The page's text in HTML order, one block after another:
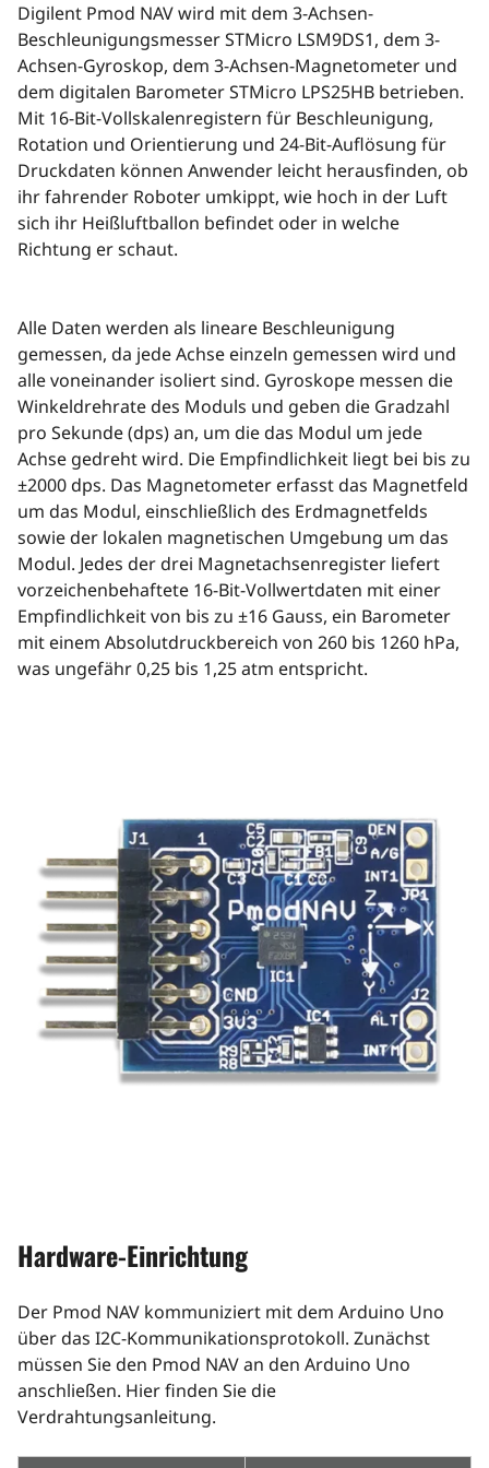
Digilent Pmod NAV wird mit dem 3-Achsen-
Beschleunigungsmesser STMicro LSM9DS1, dem 3-
Achsen-Gyroskop, dem 3-Achsen-Magnetometer und
dem digitalen Barometer STMicro LPS25HB betrieben.
Mit 16-Bit-Vollskalenregistern für Beschleunigung,
Rotation und Orientierung und 24-Bit-Auflösung für
Druckdaten können Anwender leicht herausfinden, ob
ihr fahrender Roboter umkippt, wie hoch in der Luft
sich ihr Heißluftballon befindet oder in welche
Richtung er schaut.
Alle Daten werden als lineare Beschleunigung
gemessen, da jede Achse einzeln gemessen wird und
alle voneinander isoliert sind. Gyroskope messen die
Winkeldrehrate des Moduls und geben die Gradzahl
pro Sekunde (dps) an, um die das Modul um jede
Achse gedreht wird. Die Empfindlichkeit liegt bei bis zu
±2000 dps. Das Magnetometer erfasst das Magnetfeld
um das Modul, einschließlich des Erdmagnetfelds
sowie der lokalen magnetischen Umgebung um das
Modul. Jedes der drei Magnetachsenregister liefert
vorzeichenbehaftete 16-Bit-Vollwertdaten mit einer
Empfindlichkeit von bis zu ±16 Gauss, ein Barometer
mit einem Absolutdruckbereich von 260 bis 1260 hPa,
was ungefähr 0,25 bis 1,25 atm entspricht.
Hardware-Einrichtung
Der Pmod NAV kommuniziert mit dem Arduino Uno
über das I2C-Kommunikationsprotokoll. Zunächst
müssen Sie den Pmod NAV an den Arduino Uno
anschließen. Hier finden Sie die
Verdrahtungsanleitung.